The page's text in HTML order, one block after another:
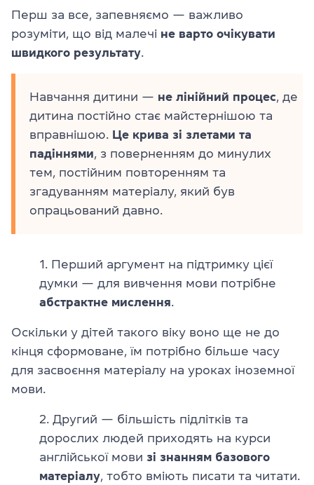
Перш за все, запевняємо — важливо
розуміти, що від малечі не варто очікувати
швидкого результату
Навчання дитини — не лінійний процес , де
дитина постійно стає майстернішою та
вправнішою. Це крива зі злетами та
падіннями , з поверненням до минулих
тем, постійним повторенням та
згадуванням матеріалу, який був
опрацьований давно.
1. Перший аргумент на підтримку цієї
думки — для вивчення мови потрібне
абстрактне мислення
Оскільки у дітей такого віку воно ще не до
кінця сформоване, їм потрібно більше часу
для засвоєння матеріалу на уроках іноземної
мови.
2. Другий — більшість підлітків та
дорослих людей приходять на курси
англійської мови зі знанням базового
матеріалу , тобто вміють писати та читати.